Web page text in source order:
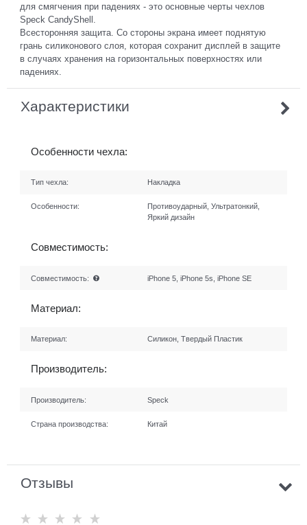
для смягчения при падениях - это основные черты чехлов
Speck CandyShell.
Всесторонняя защита. Со стороны экрана имеет поднятую
грань силиконового слоя, которая сохранит дисплей в защите
в случаях хранения на горизонтальных поверхностях или
падениях.
Характеристики
Особенности чехла:
Тип чехла: Накладка
Особенности:
Противоударный, Ультратонкий,
Яркий дизайн
Совместимость:
Совместимость: iPhone 5, iPhone 5s, iPhone SE
Материал:
Материал: Силикон, Твердый Пластик
Производитель:
Производитель: Speck
Страна производства: Китай
Отзывы